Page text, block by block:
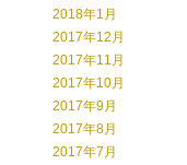
2018年1月
2017年12月
2017年11月
2017年10月
2017年9月
2017年8月
2017年7月